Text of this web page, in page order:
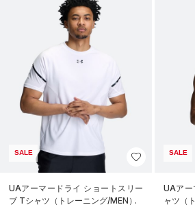
SALE
UAアーマードライ ショートスリー
ブ Tシャツ（トレーニング/MEN）
SALE
UAアー
ャツ（